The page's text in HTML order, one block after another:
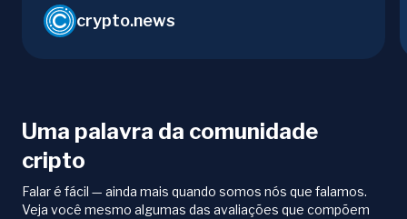
crypto.news
Uma palavra da comunidade
cripto
Falar é fácil — ainda mais quando somos nós que falamos.
Veja você mesmo algumas das avaliações que compõem